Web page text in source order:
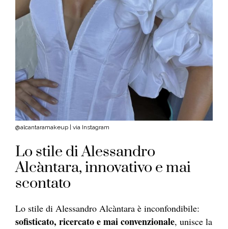
@alcantaramakeup | via Instagram
Lo stile di Alessandro
Alcàntara, innovativo e mai
scontato
Lo stile di Alessandro Alcàntara è inconfondibile:
sofisticato, ricercato e mai convenzionale, unisce la